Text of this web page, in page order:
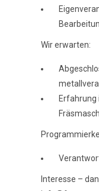
Wir erwarten:
Erfahrung
Interesse –